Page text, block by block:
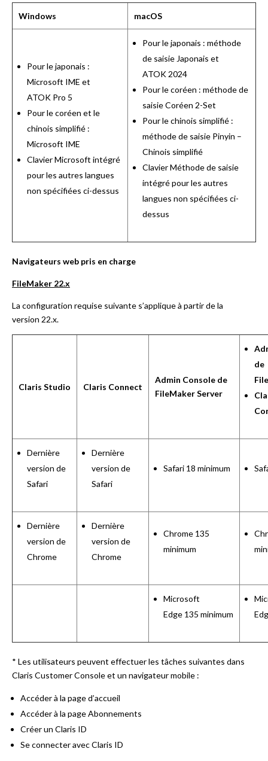
Windows macOS
Pour le japonais :
Microsoft IME et
ATOK Pro 5
Pour le coréen et le
chinois simplifié :
Microsoft IME
Clavier Microsoft intégré
pour les autres langues
non spécifiées ci-dessus
Pour le japonais : méthode
de saisie Japonais et
ATOK 2024
Pour le coréen : méthode de
saisie Coréen 2-Set
Pour le chinois simplifié :
méthode de saisie Pinyin –
Chinois simplifié
Clavier Méthode de saisie
intégré pour les autres
langues non spécifiées ci-
dessus
Navigateurs web pris en charge
FileMaker 22.x
La configuration requise suivante s’applique à partir de la
version 22.x.
Claris Studio Claris Connect
Admin Console de
FileMaker Server
de
Dernière
version de
Safari
Dernière
version de
Safari
Safari 18 minimum
Dernière
version de
Chrome
Dernière
version de
Chrome
Chrome 135
minimum
Microsoft
Edge 135 minimum
* Les utilisateurs peuvent effectuer les tâches suivantes dans
Claris Customer Console et un navigateur mobile :
Accéder à la page d’accueil
Accéder à la page Abonnements
Créer un Claris ID
Se connecter avec Claris ID